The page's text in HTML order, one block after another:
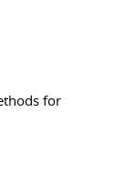
for